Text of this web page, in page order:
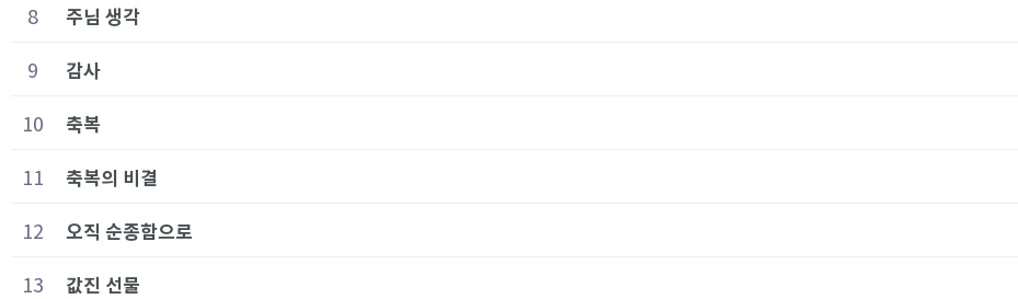
8 주님 생각
9 감사
10 축복
11 축복의 비결
12 오직 순종함으로
13 값진 선물